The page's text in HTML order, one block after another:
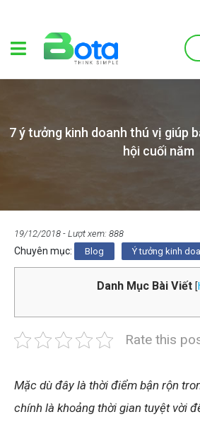
7 ý tưởng kinh doanh thú vị giúp
hội cuối năm
19/12/2018 - Lượt xem: 888
Chuyên mục: Blog Ý tưởng kinh
Danh Mục Bài Viết [
Rate this
Mặc dù đây là thời điểm bận rộn
chính là khoảng thời gian tuyệt vời